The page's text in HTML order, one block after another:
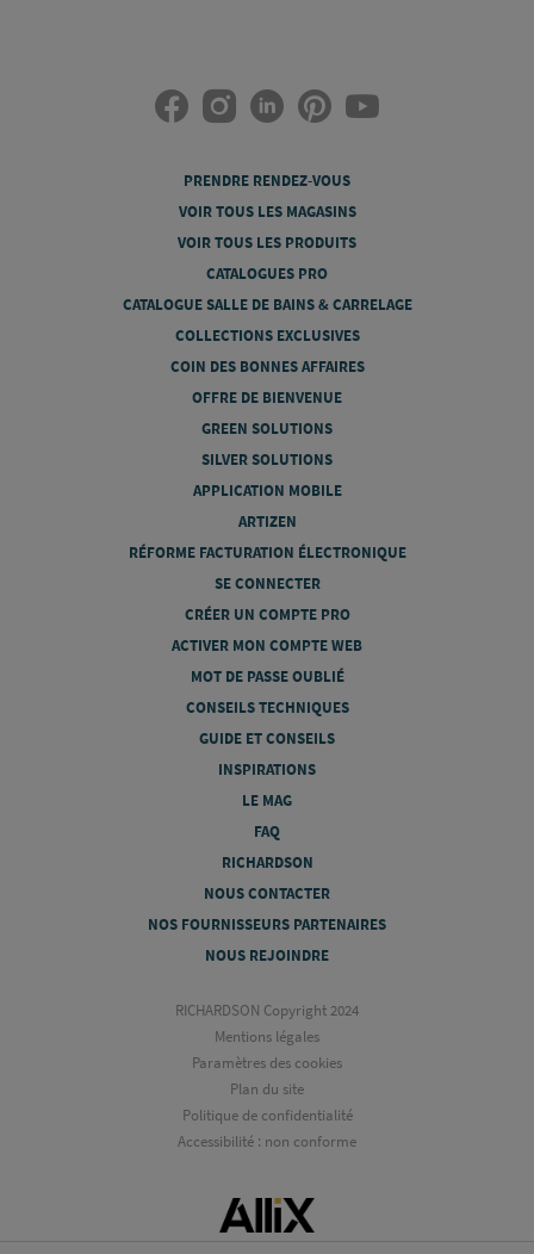
PRENDRE RENDEZ-VOUS
VOIR TOUS LES MAGASINS
VOIR TOUS LES PRODUITS
CATALOGUES PRO
CATALOGUE SALLE DE BAINS & CARRELAGE
COLLECTIONS EXCLUSIVES
COIN DES BONNES AFFAIRES
OFFRE DE BIENVENUE
GREEN SOLUTIONS
SILVER SOLUTIONS
APPLICATION MOBILE
ARTIZEN
RÉFORME FACTURATION ÉLECTRONIQUE
SE CONNECTER
CRÉER UN COMPTE PRO
ACTIVER MON COMPTE WEB
MOT DE PASSE OUBLIÉ
CONSEILS TECHNIQUES
GUIDE ET CONSEILS
INSPIRATIONS
LE MAG
FAQ
RICHARDSON
NOUS CONTACTER
NOS FOURNISSEURS PARTENAIRES
NOUS REJOINDRE
RICHARDSON Copyright 2024
Mentions légales
Paramètres des cookies
Plan du site
Politique de confidentialité
Accessibilité : non conforme